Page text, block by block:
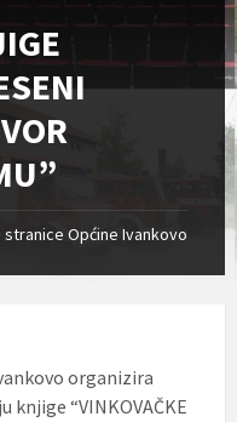
Općine Ivankovo
organizira
knjige “VINKOVAČKE